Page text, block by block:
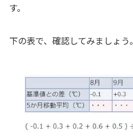
す。
下の表で、確認してみましょう。